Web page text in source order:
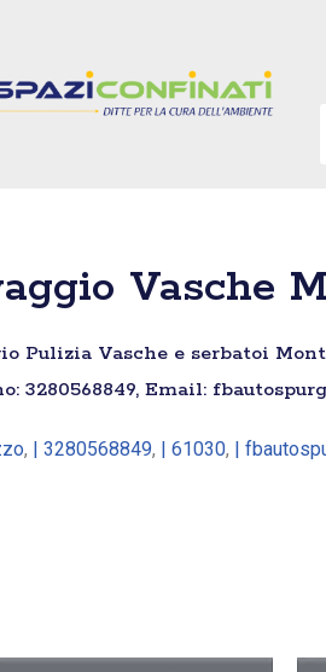
Vasche
Pulizia Vasche e serbatoi
3280568849, Email:
, | 3280568849, | 61030, |